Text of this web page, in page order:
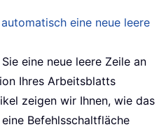
eine neue leere
eine neue leere Zeile an
Ihres Arbeitsblatts
zeigen wir Ihnen, wie das
Befehlsschaltfläche